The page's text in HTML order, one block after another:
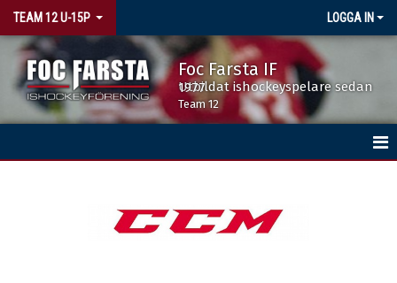
TEAM 12 U-15P LOGGA IN
Foc Farsta IF
Utbildat ishockeyspelare sedan 1977
Team 12